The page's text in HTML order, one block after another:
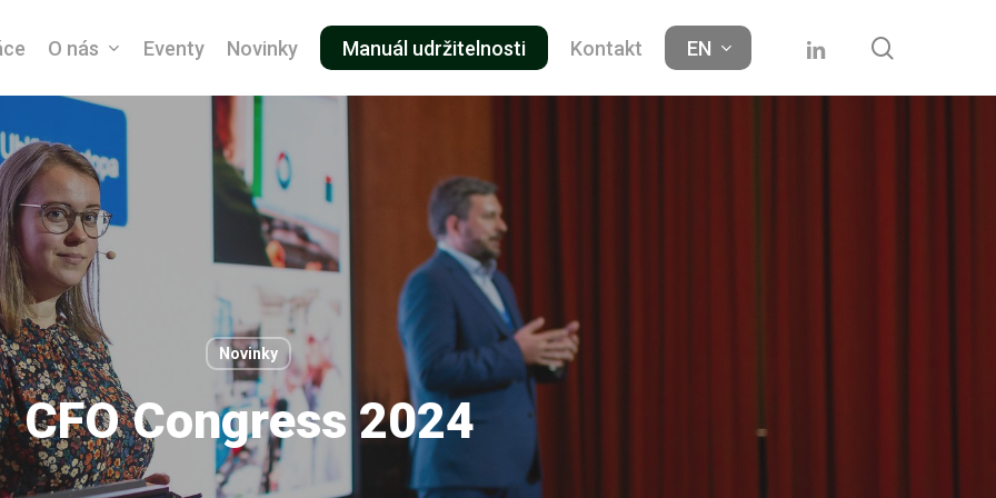
O nás Eventy Novinky Manuál udržitelnosti Kontakt EN linkedin
Novinky
CFO Congress 2024